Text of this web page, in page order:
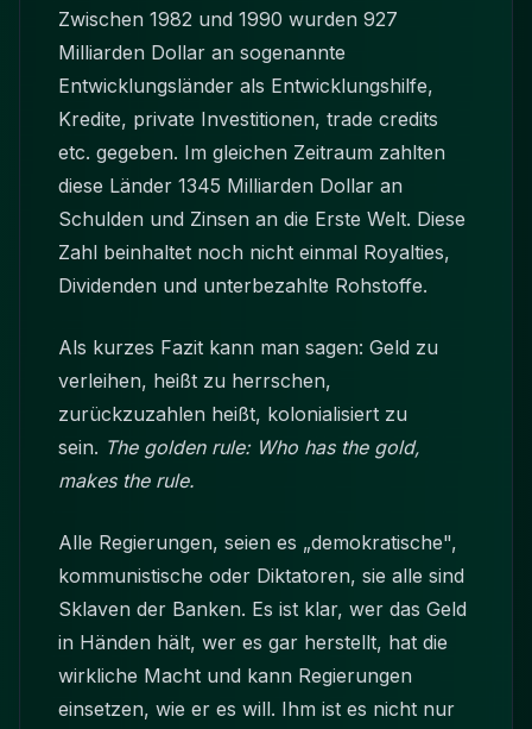
Zwischen 1982 und 1990 wurden 927
Milliarden Dollar an sogenannte
Entwicklungsländer als Entwicklungshilfe,
Kredite, private Investitionen, trade credits
etc. gegeben. Im gleichen Zeitraum zahlten
diese Länder 1345 Milliarden Dollar an
Schulden und Zinsen an die Erste Welt. Diese
Zahl beinhaltet noch nicht einmal Royalties,
Dividenden und unterbezahlte Rohstoffe.
Als kurzes Fazit kann man sagen: Geld zu
verleihen, heißt zu herrschen,
zurückzuzahlen heißt, kolonialisiert zu
sein. The golden rule: Who has the gold,
makes the rule.
Alle Regierungen, seien es „demokratische",
kommunistische oder Diktatoren, sie alle sind
Sklaven der Banken. Es ist klar, wer das Geld
in Händen hält, wer es gar herstellt, hat die
wirkliche Macht und kann Regierungen
einsetzen, wie er es will. Ihm ist es nicht nur